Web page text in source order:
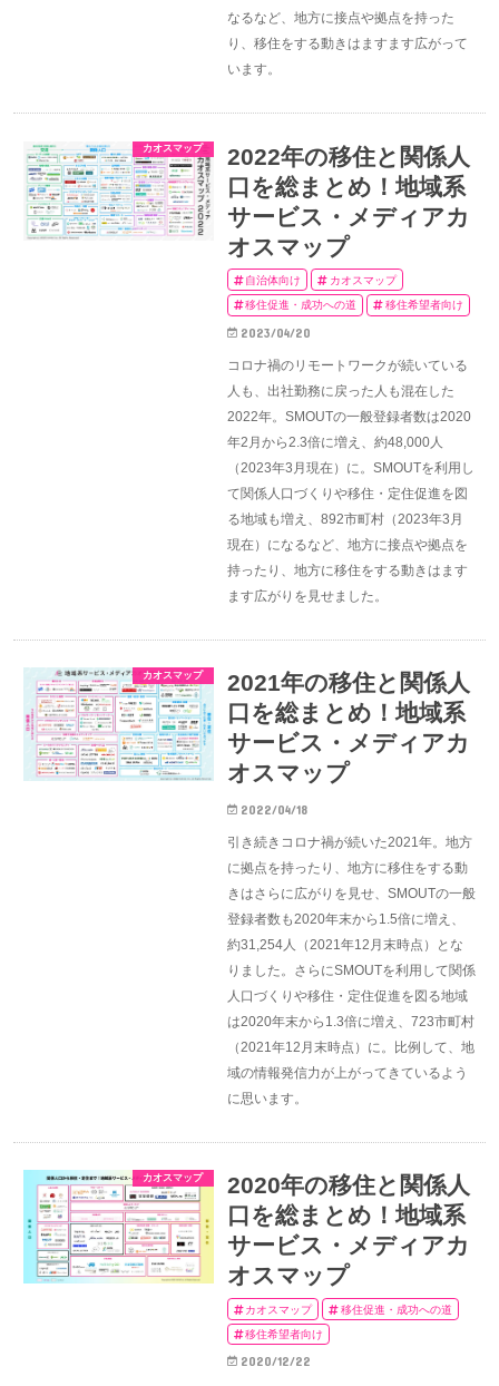
なるなど、地方に接点や拠点を持った
り、移住をする動きはますます広がって
います。
カオスマップ
2022年の移住と関係人
口を総まとめ！地域系
サービス・メディアカ
オスマップ
自治体向け カオスマップ
移住促進・成功への道 移住希望者向け
2023/04/20
コロナ禍のリモートワークが続いている
人も、出社勤務に戻った人も混在した
2022年。SMOUTの一般登録者数は2020
年2月から2.3倍に増え、約48,000人
（2023年3月現在）に。SMOUTを利用し
て関係人口づくりや移住・定住促進を図
る地域も増え、892市町村（2023年3月
現在）になるなど、地方に接点や拠点を
持ったり、地方に移住をする動きはます
ます広がりを見せました。
カオスマップ
2021年の移住と関係人
口を総まとめ！地域系
サービス・メディアカ
オスマップ
2022/04/18
引き続きコロナ禍が続いた2021年。地方
に拠点を持ったり、地方に移住をする動
きはさらに広がりを見せ、SMOUTの一般
登録者数も2020年末から1.5倍に増え、
約31,254人（2021年12月末時点）とな
りました。さらにSMOUTを利用して関係
人口づくりや移住・定住促進を図る地域
は2020年末から1.3倍に増え、723市町村
（2021年12月末時点）に。比例して、地
域の情報発信力が上がってきているよう
に思います。
カオスマップ
2020年の移住と関係人
口を総まとめ！地域系
サービス・メディアカ
オスマップ
カオスマップ 移住促進・成功への道
移住希望者向け
2020/12/22